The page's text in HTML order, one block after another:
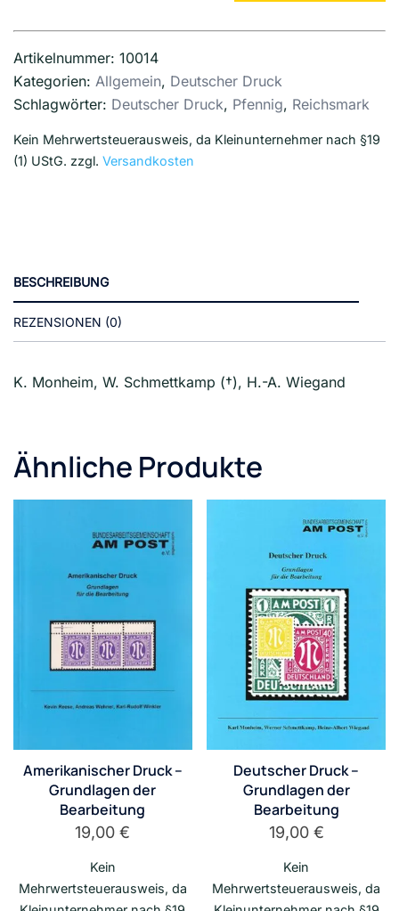
Pfennig
Menge
Artikelnummer: 10014
Kategorien: Allgemein, Deutscher Druck
Schlagwörter: Deutscher Druck, Pfennig, Reichsmark
Kein Mehrwertsteuerausweis, da Kleinunternehmer nach §19
(1) UStG. zzgl. Versandkosten
BESCHREIBUNG
REZENSIONEN (0)
K. Monheim, W. Schmettkamp (†), H.-A. Wiegand
Ähnliche Produkte
Amerikanischer Druck –
Grundlagen der
Bearbeitung
19,00€
Kein
Mehrwertsteuerausweis, da
Deutscher Druck –
Grundlagen der
Bearbeitung
19,00 €
Kein
Mehrwertsteuerausweis, da